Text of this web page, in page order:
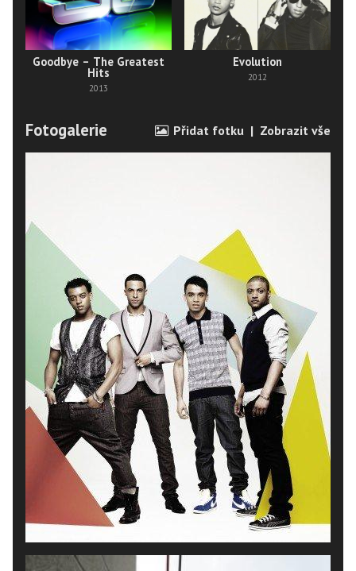
Goodbye – The Greatest
Hits
2013
Evolution
2012
Fotogalerie Přidat fotku | Zobrazit vše